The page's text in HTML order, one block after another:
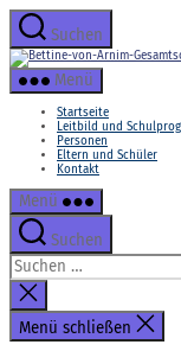
Zum
Inhalt
springenSuchen
Menü
Startseite
Leitbild und
Personen
Eltern und Schüler
Kontakt
Menü
Suchen
Suchen
nach:
Suche
schließen
Menü schließen